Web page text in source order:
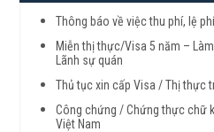
Thông báo về việc thu phí, lệ
Miễn thị thực/Visa 5 năm –
Lãnh sự quán
Thủ tục xin cấp Visa / Thị thực
Công chứng / Chứng thực chữ
Việt Nam